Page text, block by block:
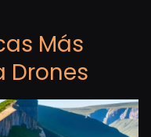
Más
Drones